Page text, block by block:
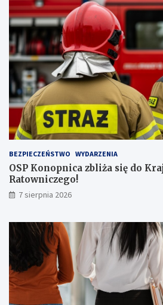
ż
s
z
ą
l
c
z
b
ą
a
a
ż
e
r
!
BEZPIECZEŃSTWO WYDARZENIA
OSP Konopnica zbliża się do
Ratowniczego!
7 sierpnia 2026